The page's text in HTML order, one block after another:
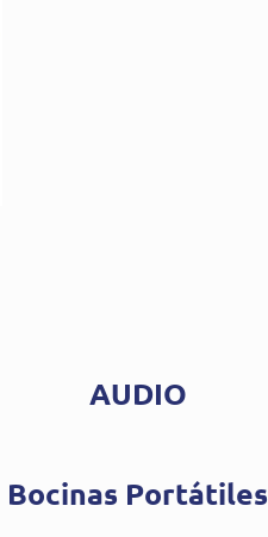
AUDIO
Bocinas Portátiles